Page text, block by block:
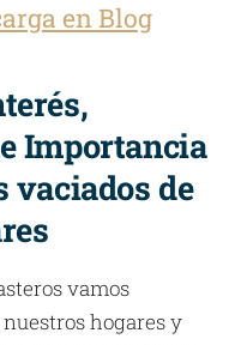
en Blog
Importancia
vaciados de
vamos
hogares y